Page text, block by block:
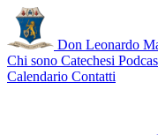
Don Leonardo
Chi sono Catechesi
Calendario Contatti